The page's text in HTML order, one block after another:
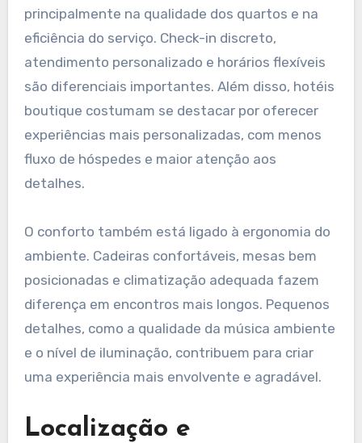
principalmente na qualidade dos quartos e na
eficiência do serviço. Check-in discreto,
atendimento personalizado e horários flexíveis
são diferenciais importantes. Além disso, hotéis
boutique costumam se destacar por oferecer
experiências mais personalizadas, com menos
fluxo de hóspedes e maior atenção aos
detalhes.
O conforto também está ligado à ergonomia do
ambiente. Cadeiras confortáveis, mesas bem
posicionadas e climatização adequada fazem
diferença em encontros mais longos. Pequenos
detalhes, como a qualidade da música ambiente
e o nível de iluminação, contribuem para criar
uma experiência mais envolvente e agradável.
Localização e